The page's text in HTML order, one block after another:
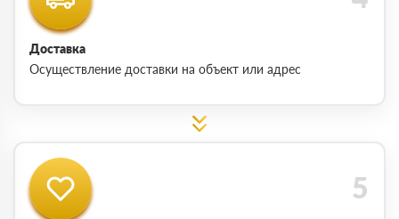
Доставка
Осуществление доставки на объект или адрес